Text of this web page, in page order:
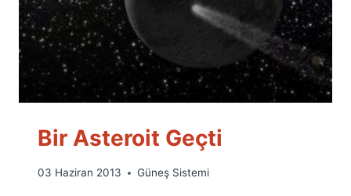
Bir Asteroit Geçti
By
03 Haziran 2013 Güneş Sistemi